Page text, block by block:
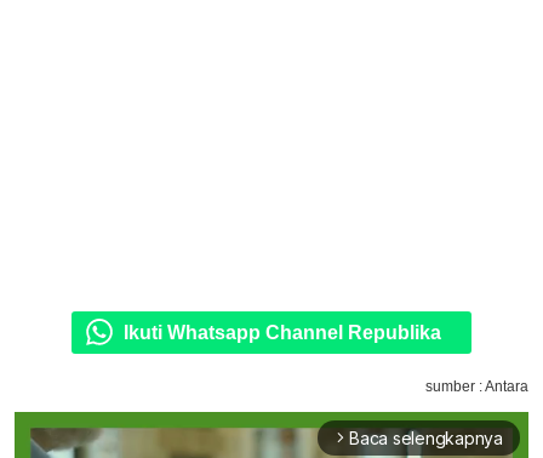
Ikuti Whatsapp Channel Republika
sumber : Antara
arrow_forward_ios Baca selengkapnya